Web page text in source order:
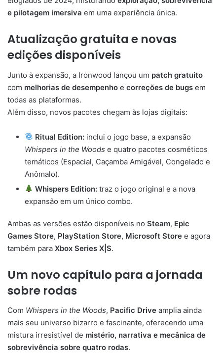
e pilotagem imersiva em uma experiência única.
Atualização gratuita e novas
edições disponíveis
Junto à expansão, a Ironwood lançou um patch gratuito
com melhorias de desempenho e correções de bugs em
todas as plataformas.
Além disso, novos pacotes chegam às lojas digitais:
Ritual Edition: inclui o jogo base, a expansão
Whispers in the Woods e quatro pacotes cosméticos
temáticos (Espacial, Caçamba Amigável, Congelado e
Anômalo).
Whispers Edition: traz o jogo original e a nova
expansão em um único combo.
Ambas as versões estão disponíveis no Steam, Epic
Games Store, PlayStation Store, Microsoft Store e agora
também para Xbox Series X|S.
Um novo capítulo para a jornada
sobre rodas
Com Whispers in the Woods, Pacific Drive amplia ainda
mais seu universo bizarro e fascinante, oferecendo uma
mistura irresistível de mistério, narrativa e mecânica de
sobrevivência sobre quatro rodas.